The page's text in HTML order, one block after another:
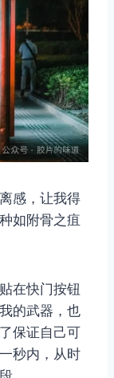
感，让我得
如附骨之疽
在快门按钮
的武器，也
保证自己可
秒内，从时